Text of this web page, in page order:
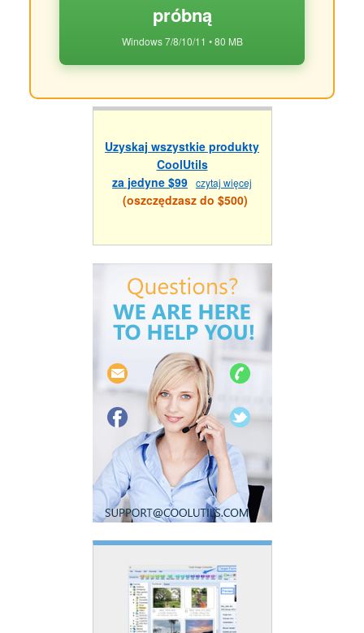
próbną
Windows 7/8/10/11 • 80 MB
Uzyskaj wszystkie produkty
CoolUtils
za jedyne $99 czytaj więcej
(oszczędzasz do $500)